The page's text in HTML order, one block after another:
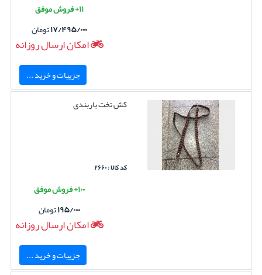
۱۱+ فروش موفق
۱۷/۴۹۵/۰۰۰تومان
امکان ارسال روزانه
جزییات و خرید ...
کش تخت باربندی
کد کالا : ۲۶۶۰
۱۰۰+ فروش موفق
۱۹۵/۰۰۰تومان
امکان ارسال روزانه
جزییات و خرید ...